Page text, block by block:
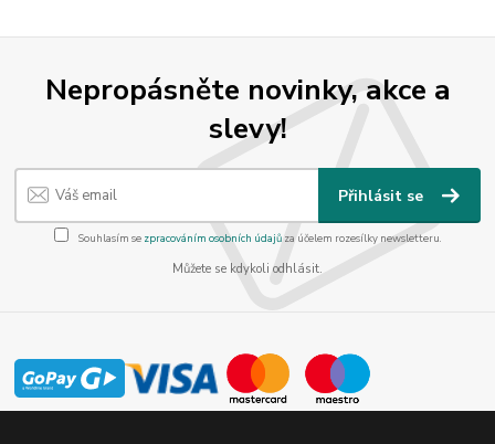
Nepropásněte novinky, akce a
slevy!
Přihlásit se
Souhlasím se zpracováním osobních údajůza účelem rozesílky newsletteru.
Můžete se kdykoli odhlásit.